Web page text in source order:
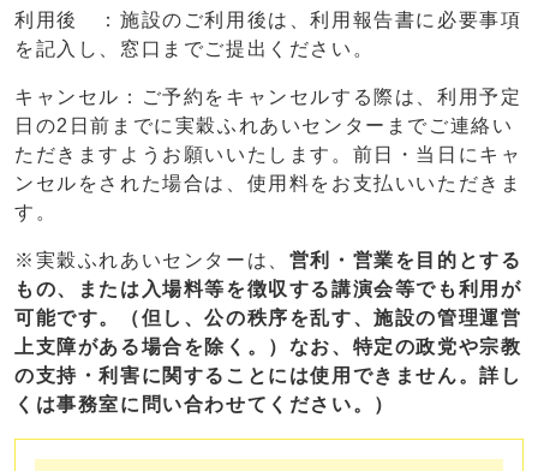
利用後 ：施設のご利用後は、利用報告書に必要事項
を記入し、窓口までご提出ください。
キャンセル：ご予約をキャンセルする際は、利用予定
日の2日前までに実穀ふれあいセンターまでご連絡い
ただきますようお願いいたします。前日・当日にキャ
ンセルをされた場合は、使用料をお支払いいただきま
す。
※実穀ふれあいセンターは、 営利・営業を目的とする
もの、または入場料等を徴収する講演会等でも利用が
可能です。（但し、公の秩序を乱す、施設の管理運営
上支障がある場合を除く。）なお、特定の政党や宗教
の支持・利害に関することには使用できません。詳し
くは事務室に問い合わせてください。）